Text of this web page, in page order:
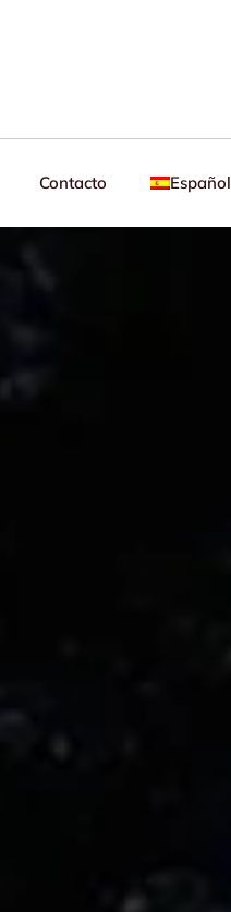
Contacto Español